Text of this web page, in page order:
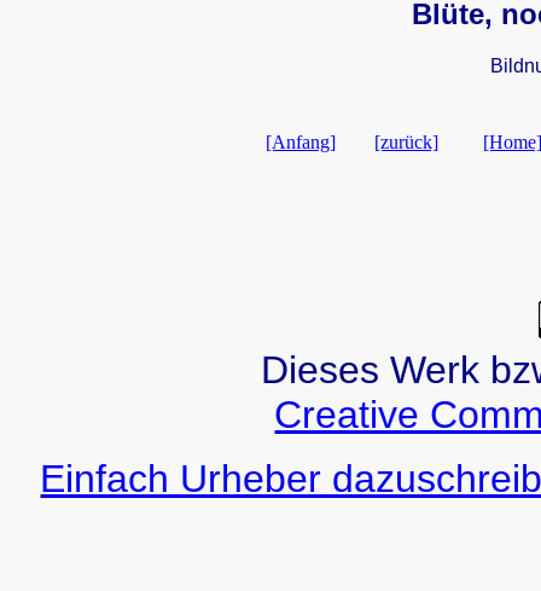
Blüte,
[Anfang] [zurück] [Home]
Dieses Werk
Creative
Einfach Urheber